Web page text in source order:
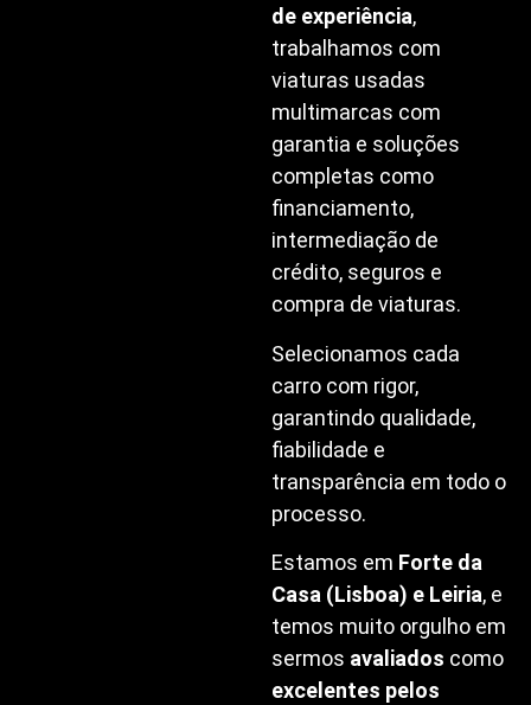
de experiência,
trabalhamos com
viaturas usadas
multimarcas com
garantia e soluções
completas como
financiamento,
intermediação de
crédito, seguros e
compra de viaturas.
Selecionamos cada
carro com rigor,
garantindo qualidade,
fiabilidade e
transparência em todo o
processo.
Estamos em Forte da
Casa (Lisboa) e Leiria, e
temos muito orgulho em
sermos avaliados como
excelentes pelos